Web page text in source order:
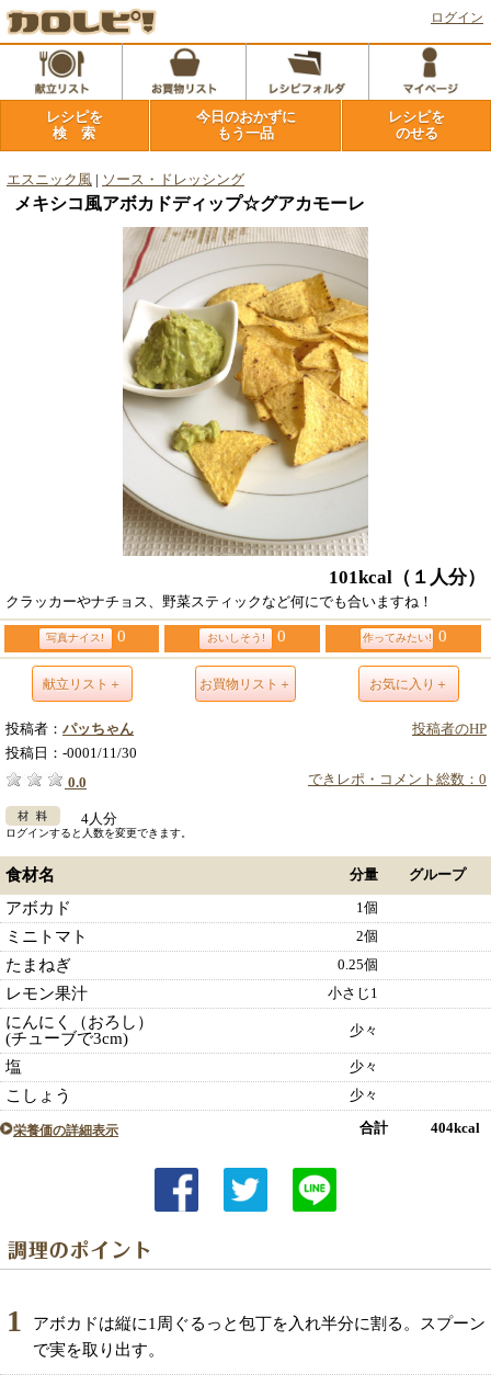
ログイン
レシピを
検 索
今日のおかずに
もう一品
レシピを
のせる
エスニック風 ソース・ドレッシング
メキシコ風アボカドディップ☆グアカモーレ
101kcal （１人分）
クラッカーやナチョス、野菜スティックなど何にでも合いますね！
写真ナイス! 0 おいしそう! 0 作ってみたい! 0
献立リスト＋ お買物リスト＋ お気に入り＋
投稿者のHP
投稿者： パッちゃん
投稿日： -0001/11/30
できレポ・コメント総数：0
0.0
4人分
ログインすると人数を変更できます。
食材名 分量 グループ
アボカド 1個
ミニトマト 2個
たまねぎ 0.25個
レモン果汁 小さじ1
にんにく（おろし）
(チューブで3cm)
少々
塩 少々
こしょう 少々
栄養価の詳細表示 合計 404kcal
1
アボカドは縦に1周ぐるっと包丁を入れ半分に割る。スプーン
で実を取り出す。